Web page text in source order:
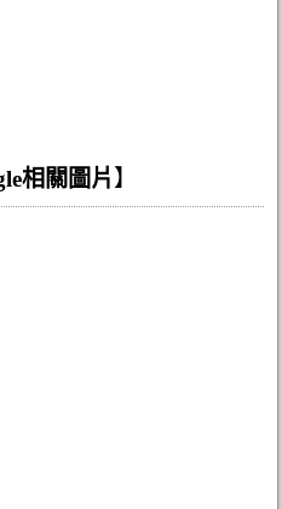
相關圖片 】